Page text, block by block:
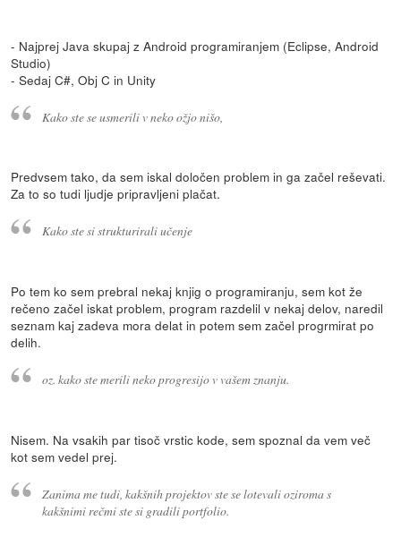
- Najprej Java skupaj z Android programiranjem (Eclipse, Android
Studio)
- Sedaj C#, Obj C in Unity
Kako ste se usmerili v neko ožjo nišo,
Predvsem tako, da sem iskal določen problem in ga začel reševati.
Za to so tudi ljudje pripravljeni plačat.
Kako ste si strukturirali učenje
Po tem ko sem prebral nekaj knjig o programiranju, sem kot že
rečeno začel iskat problem, program razdelil v nekaj delov, naredil
seznam kaj zadeva mora delat in potem sem začel progrmirat po
delih.
oz. kako ste merili neko progresijo v vašem znanju.
Nisem. Na vsakih par tisoč vrstic kode, sem spoznal da vem več
kot sem vedel prej.
Zanima me tudi, kakšnih projektov ste se lotevali oziroma s
kakšnimi rečmi ste si gradili portfolio.